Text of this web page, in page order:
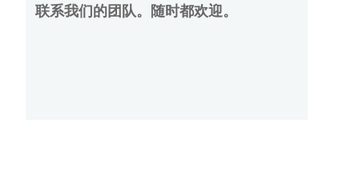
联系我们的团队。随时都欢迎。